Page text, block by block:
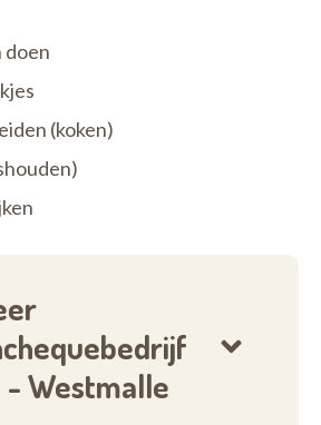
doen
(koken)
- Westmalle